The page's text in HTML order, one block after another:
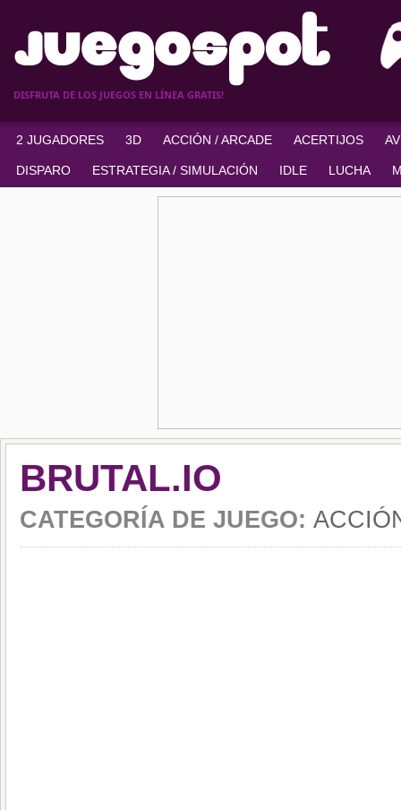
DISFRUTA DE LOS JUEGOS EN LÍNEA GRATIS!
2 JUGADORES 3D ACCIÓN / ARCADE ACERTIJOS
DISPARO ESTRATEGIA / SIMULACIÓN IDLE LUCHA
BRUTAL.IO
CATEGORÍA DE JUEGO: